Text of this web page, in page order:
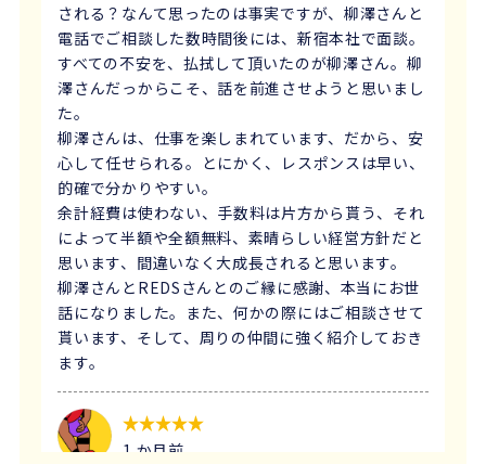
される？なんて思ったのは事実ですが、柳澤さんと
電話でご相談した数時間後には、新宿本社で面談。
すべての不安を、払拭して頂いたのが柳澤さん。柳
澤さんだっからこそ、話を前進させようと思いまし
た。
柳澤さんは、仕事を楽しまれています、だから、安
心して任せられる。とにかく、レスポンスは早い、
的確で分かりやすい。
余計経費は使わない、手数料は片方から貰う、それ
によって半額や全額無料、素晴らしい経営方針だと
思います、間違いなく大成長されると思います。
柳澤さんとREDSさんとのご縁に感謝、本当にお世
話になりました。また、何かの際にはご相談させて
貰います、そして、周りの仲間に強く紹介しておき
ます。
1 か月前